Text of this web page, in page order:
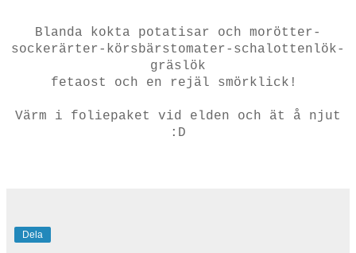
Blanda kokta potatisar och morötter-
sockerärter-körsbärstomater-schalottenlök-
gräslök
fetaost och en rejäl smörklick!
Värm i foliepaket vid elden och ät å njut
:D
Dela